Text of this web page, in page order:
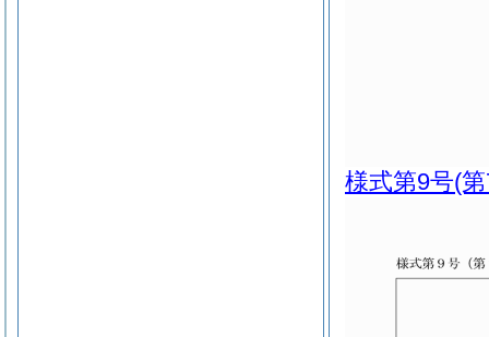
様式第9号(